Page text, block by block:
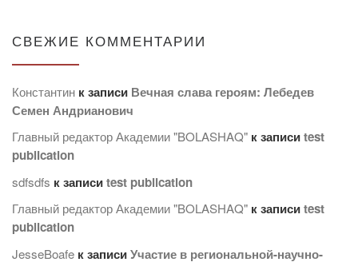
СВЕЖИЕ КОММЕНТАРИИ
Константин к записи Вечная слава героям: Лебедев
Семен Андрианович
Главный редактор Академии "BOLASHAQ" к записиtest
publication
sdfsdfs к записиtest publication
Главный редактор Академии "BOLASHAQ" к записиtest
publication
JesseBoafe к записиУчастие в региональной-научно-